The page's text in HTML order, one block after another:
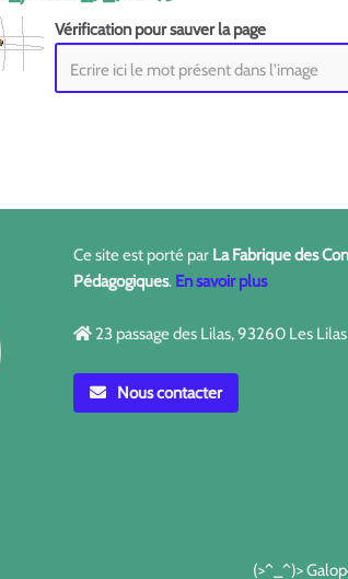
Vérification pour sauver la page
Ce site est porté par La Fabrique des
Pédagogiques. En savoir plus
23 passage des Lilas, 93260 Les Lilas
Nous contacter
(>^_^)>